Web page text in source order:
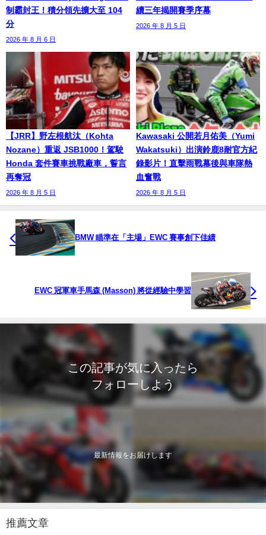
制霸封王！積分領先擴大至 104
分
2026 年 8 月 6 日
續三年揭開賽季序幕
2026 年 8 月 5 日
【JRR】野左根航汰（Kohta
Nozane）重返 JSB1000！駕駛
Honda 套件賽車挑戰廠車，誓言
再奪冠
2026 年 8 月 5 日
Kawasaki 公開若月佑美（Yumi
Wakatsuki）出演鈴鹿8耐官方紀
錄影片！直擊雨戰幕後與車隊熱
血奮戰
2026 年 8 月 5 日
BMW 瞄準在「主場」EWC 賽事創下佳績
EWC 冠軍車手馬森 (Masson) 將從經驗中學習
この記事が気に入ったら
フォローしよう
最新情報をお届けします
推薦文章